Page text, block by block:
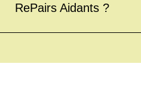
RePairs Aidants ?